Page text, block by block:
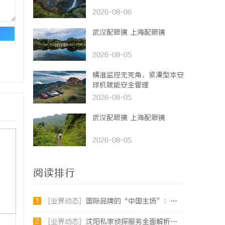
2026-08-06
武汉配眼镜 上海配眼镜
2026-08-05
精准监控无死角，紧凑型本安
球机赋能安全管理
2026-08-05
武汉配眼镜 上海配眼镜
2026-08-05
阅读排行
1 [业界动态] 国际品牌的“中国主场”：北京商标律师在跨境维权中的战略支点
2 [业界动态] 沈阳私家侦探服务全面解析：破解疑云，守护真相的专家助力